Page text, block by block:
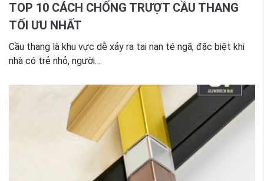
TOP 10 CÁCH CHỐNG TRƯỢT CẦU THANG
TỐI ƯU NHẤT
Cầu thang là khu vực dễ xảy ra tai nạn té ngã, đặc biệt khi
nhà có trẻ nhỏ, người…